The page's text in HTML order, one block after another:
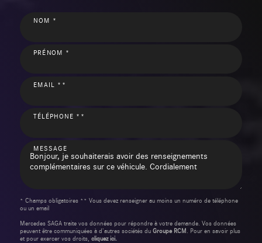
NOM *
PRÉNOM *
EMAIL **
TÉLÉPHONE **
MESSAGE
* Champs obligatoires ** Vous devez renseigner au moins un numéro de téléphone
ou un email
Mercedes SAGA traite vos données pour répondre à votre demande. Vos données
peuvent être communiquées à d’autres sociétés du Groupe RCM . Pour en savoir plus
et pour exercer vos droits, cliquez ici.